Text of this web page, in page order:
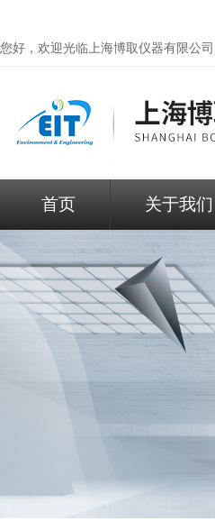
您好，欢迎光临上海博取仪器有限公司
首页 关于我们